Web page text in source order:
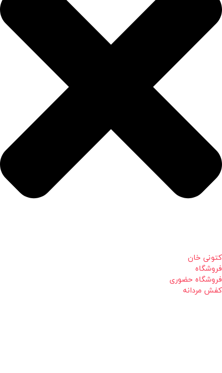
کتونی خان
فروشگاه
فروشگاه حضوری
کفش مردانه